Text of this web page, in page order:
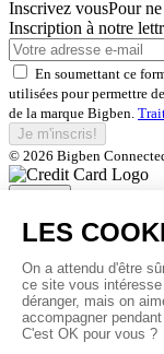
Inscrivez vousPour
Inscription à notre
En soumettant ce
utilisées pour permettre
de la marque Bigben.
Je m'inscris!
© 2026 Bigben
Inscrivez-vous et
nos offres
En soumettant ce